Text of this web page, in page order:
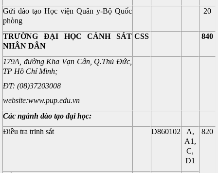
Gửi đào tạo Học viện Quân y-Bộ Quốc
phòng
20
TRƯỜNG ĐẠI HỌC CẢNH SÁT
NHÂN DÂN
CSS 840
179A, đường Kha Vạn Cân, Q.Thủ Đức,
TP Hồ Chí Minh;
ĐT: (08)37203008
website:www.pup.edu.vn
Các ngành đào tạo đại học:
Điều tra trinh sát
D860102
A,
A1,
C,
D1
820